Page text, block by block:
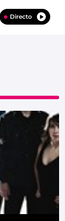
Directo